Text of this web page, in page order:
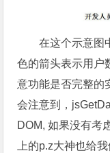
在这个示意图
色的箭头表示用户
意功能是否完整的
会注意到，
DOM, 如果没有考
上的p.z大神也给